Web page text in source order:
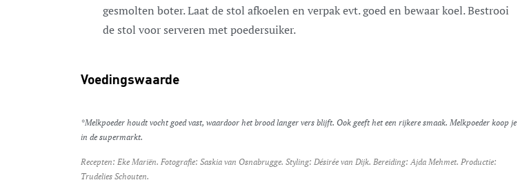
gesmolten boter. Laat de stol afkoelen en verpak evt. goed en bewaar koel. Bestrooi
de stol voor serveren met poedersuiker.
Voedingswaarde
*Melkpoeder houdt vocht goed vast, waardoor het brood langer vers blijft. Ook geeft het een rijkere smaak. Melkpoeder koop je
in de supermarkt.
Recepten: Eke Mariën. Fotografie: Saskia van Osnabrugge. Styling: Désirée van Dijk. Bereiding: Ajda Mehmet. Productie:
Trudelies Schouten.